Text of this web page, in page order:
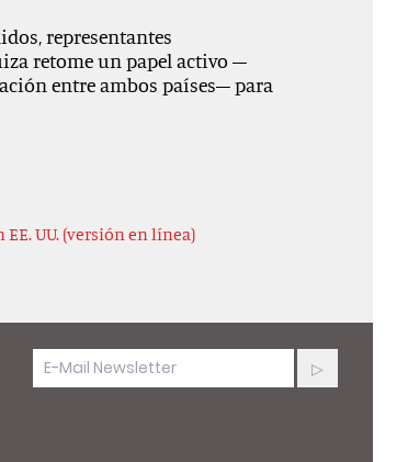
representantes
retome un papel activo –
entre ambos países– para
UU. (versión en línea)